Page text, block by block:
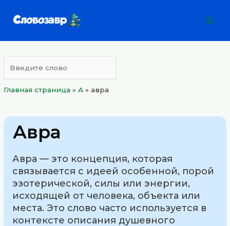
Главная страница »А »авра
Авра
Авра — это концепция, которая
связывается с идеей особенной, порой
эзотерической, силы или энергии,
исходящей от человека, объекта или
места. Это слово часто используется в
контексте описания душевного